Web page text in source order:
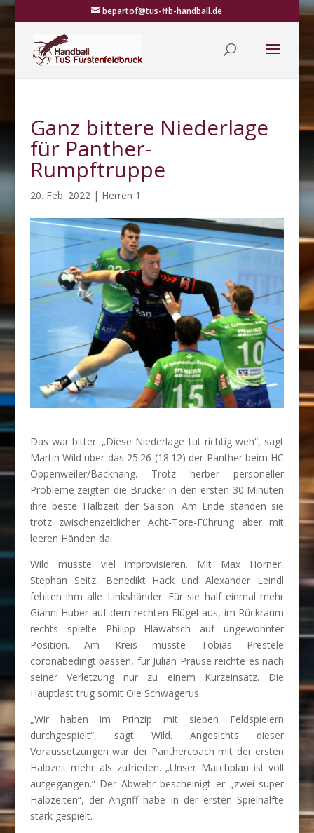
bepartof@tus-ffb-handball.de
Ganz bittere Niederlage
für Panther-
Rumpftruppe
20. Feb. 2022| Herren 1
Das war bitter. „Diese Niederlage tut richtig weh“, sagt
Martin Wild über das 25:26 (18:12) der Panther beim HC
Oppenweiler/Backnang. Trotz herber personeller
Probleme zeigten die Brucker in den ersten 30 Minuten
ihre beste Halbzeit der Saison. Am Ende standen sie
trotz zwischenzeitlicher Acht-Tore-Führung aber mit
leeren Händen da.
Wild musste viel improvisieren. Mit Max Horner,
Stephan Seitz, Benedikt Hack und Alexander Leindl
fehlten ihm alle Linkshänder. Für sie half einmal mehr
Gianni Huber auf dem rechten Flügel aus, im Rückraum
rechts spielte Philipp Hlawatsch auf ungewohnter
Position. Am Kreis musste Tobias Prestele
coronabedingt passen, für Julian Prause reichte es nach
seiner Verletzung nur zu einem Kurzeinsatz. Die
Hauptlast trug somit Ole Schwagerus.
„Wir haben im Prinzip mit sieben Feldspielern
durchgespielt“, sagt Wild. Angesichts dieser
Voraussetzungen war der Panthercoach mit der ersten
Halbzeit mehr als zufrieden. „Unser Matchplan ist voll
aufgegangen.“ Der Abwehr bescheinigt er „zwei super
Halbzeiten“, der Angriff habe in der ersten Spielhälfte
stark gespielt.